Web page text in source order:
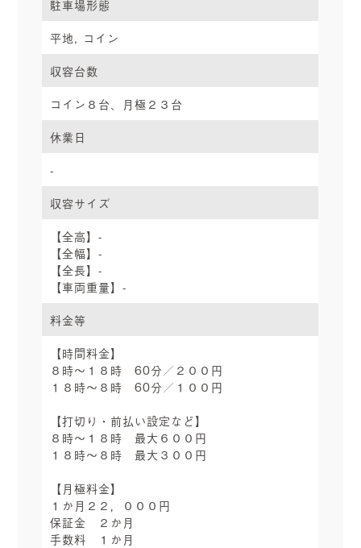
駐車場形態
平地, コイン
収容台数
コイン８台、月極２３台
休業日
-
収容サイズ
【全高】-
【全幅】-
【全長】-
【車両重量】-
料金等
【時間料金】
８時～１８時 60分／２００円
１８時～８時 60分／１００円
【打切り・前払い設定など】
８時～１８時 最大６００円
１８時～８時 最大３００円
【月極料金】
１か月２２，０００円
保証金 ２か月
手数料 １か月